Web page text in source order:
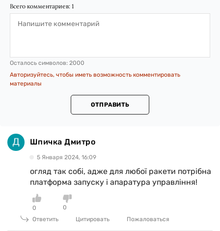
Всего комментариев: 1
Осталось символов: 2000
Авторизуйтесь, чтобы иметь возможность комментировать
материалы
ОТПРАВИТЬ
Шпичка Дмитро
5 Января 2024, 16:09
огляд так собі, адже для любої ракети потрібна
платформа запуску і апаратура управління!
0
0
Ответить
Цитировать Пожаловаться